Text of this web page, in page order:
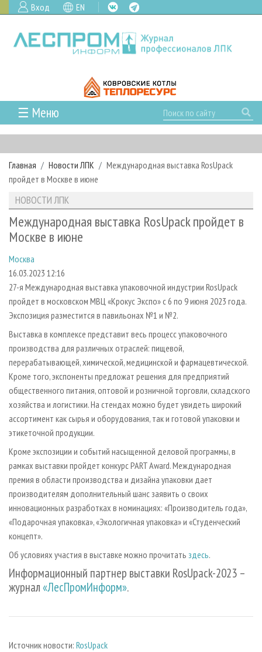
Вход EN
☰ Меню
ГЛАВНАЯ
РУБРИКИ И ТЕМЫ
РУБРИКИ ЖУРНАЛА
ЛЕСОЗАГОТОВКА
ЛЕСОПИЛЕНИЕ
СУШКА ДРЕВЕСИНЫ
ПРОИЗВОДСТВО ДРЕВЕСНЫХ ПЛИТ
ДЕРЕВЯННОЕ ДОМОСТРОЕНИЕ
БИОЭНЕРГЕТИКА
ЦБП
ИНСТРУМЕНТ И МАТЕРИАЛЫ
НОВОСТИ
НОВОСТИ ЛПК
НОВОСТИ ЖУРНАЛА
ПРОЕКТЫ ЛПИ
АНАЛИТИКА
ПРЕДПРИЯТИЯ ЛПК
ПЕРСОНЫ
МОБИЛЬНЫЕ ВЫСТАВКИ
ОФИЦИАЛЬНЫЕ ДЕЛЕГАЦИИ
ПРИОРИТЕТНЫЕ ИНВЕСТПРОЕКТЫ
RUSSIAN FORESTRY REVIEW
ГАЗЕТА ЛЕСПРОМФОРУМ
БИБЛИОТЕКА СПЕЦИАЛИСТА
АРХИВ
АРХИВ ЖУРНАЛОВ
О ЖУРНАЛЕ
КОНТАКТЫ
РЕКЛАМОДАТЕЛЯМ
РЕКЛАМА
РЕКЛАМА НА САЙТЕ
Главная Новости ЛПК
Международная выставка RosUpack
пройдет в Москве в июне
НОВОСТИ ЛПК
Международная выставка RosUpack пройдет в
Москве в июне
Москва
16.03.2023 12:16
27-я Международная выставка упаковочной индустрии RosUpack
пройдет в московском МВЦ «Крокус Экспо» с 6 по 9 июня 2023 года.
Экспозиция разместится в павильонах №1 и №2.
Выставка в комплексе представит весь процесс упаковочного
производства для различных отраслей: пищевой,
перерабатывающей, химической, медицинской и фармацевтической.
Кроме того, экспоненты предложат решения для предприятий
общественного питания, оптовой и розничной торговли, складского
хозяйства и логистики. На стендах можно будет увидеть широкий
ассортимент как сырья и оборудования, так и готовой упаковки и
этикеточной продукции.
Кроме экспозиции и событий насыщенной деловой программы, в
рамках выставки пройдет конкурс PART Award. Международная
премия в области производства и дизайна упаковки дает
производителям дополнительный шанс заявить о своих
инновационных разработках в номинациях: «Производитель года»,
«Подарочная упаковка», «Экологичная упаковка» и «Студенческий
концепт».
Об условиях участия в выставке можно прочитать здесь.
Информационный партнер выставки RosUpack-2023 –
журнал«ЛесПромИнформ».
Источник новости: RosUpack